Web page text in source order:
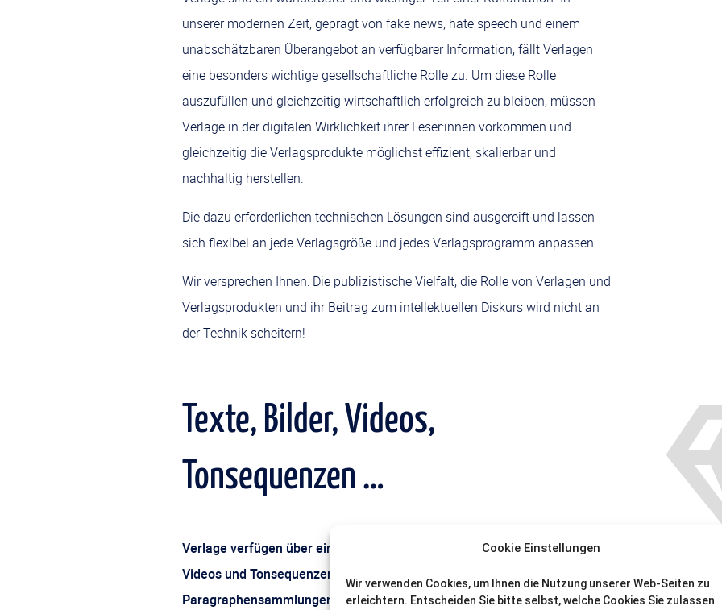
Cookie Einstellungen
Wir verwenden Cookies, um Ihnen die Nutzung unserer Web-Seiten zu
erleichtern. Entscheiden Sie bitte selbst, welche Cookies Sie zulassen
unserer modernen Zeit, geprägt von fake news, hate speech und einem
unabschätzbaren Überangebot an verfügbarer Information, fällt Verlagen
eine besonders wichtige gesellschaftliche Rolle zu. Um diese Rolle
auszufüllen und gleichzeitig wirtschaftlich erfolgreich zu bleiben, müssen
Verlage in der digitalen Wirklichkeit ihrer Leser:innen vorkommen und
gleichzeitig die Verlagsprodukte möglichst effizient, skalierbar und
nachhaltig herstellen.
Die dazu erforderlichen technischen Lösungen sind ausgereift und lassen
sich flexibel an jede Verlagsgröße und jedes Verlagsprogramm anpassen.
Wir versprechen Ihnen: Die publizistische Vielfalt, die Rolle von Verlagen und
Verlagsprodukten und ihr Beitrag zum intellektuellen Diskurs wird nicht an
der Technik scheitern!
Texte, Bilder, Videos,
Tonsequenzen …
Verlage verfügen über einen immensen Schatz an Daten: Texte, Bilder,
Videos und Tonsequenzen, Geokoordinaten, Zutatenlisten,
Paragraphensammlungen, ­Kalorientabellen und vieles mehr – Daten, die